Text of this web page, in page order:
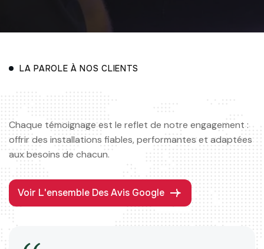
LA PAROLE À NOS CLIENTS
Chaque témoignage est le reflet de notre engagement :
offrir des installations fiables, performantes et adaptées
aux besoins de chacun.
Voir L'ensemble Des Avis Google